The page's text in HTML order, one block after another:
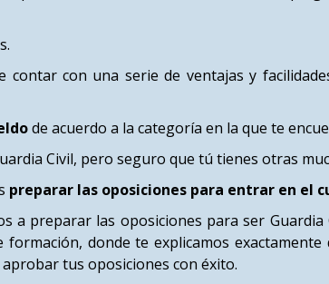
con una serie de ventajas y
de acuerdo a la categoría en la que te
Civil, pero seguro que tú tienes otras
preparar las oposiciones para entrar en el
a preparar las oposiciones para ser
donde te explicamos
tus oposiciones con éxito.